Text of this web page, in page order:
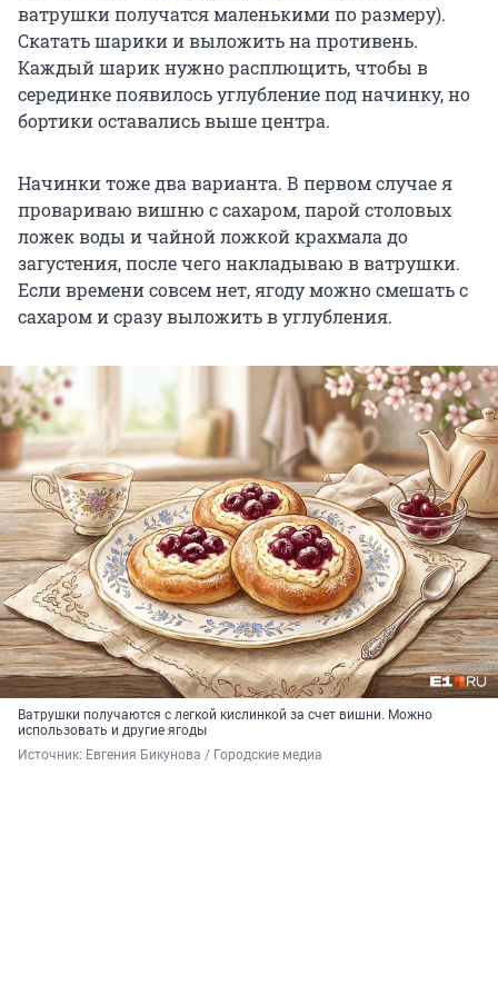
ватрушки получатся маленькими по размеру).
Скатать шарики и выложить на противень.
Каждый шарик нужно расплющить, чтобы в
серединке появилось углубление под начинку, но
бортики оставались выше центра.
Начинки тоже два варианта. В первом случае я
провариваю вишню с сахаром, парой столовых
ложек воды и чайной ложкой крахмала до
загустения, после чего накладываю в ватрушки.
Если времени совсем нет, ягоду можно смешать с
сахаром и сразу выложить в углубления.
Ватрушки получаются с легкой кислинкой за счет вишни. Можно
использовать и другие ягоды
Источник: Евгения Бикунова / Городские медиа